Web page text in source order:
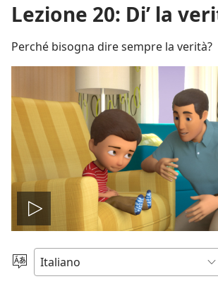
Lezione 20: Di’ la
Perché bisogna dire sempre la verità?
Play
Scegli